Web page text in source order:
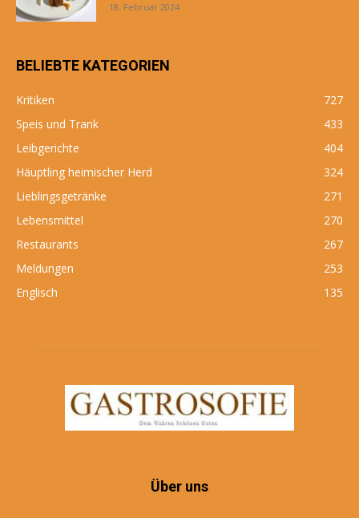
18. Februar 2024
BELIEBTE KATEGORIEN
Kritiken
727
Speis und Trank
433
Leibgerichte
404
Häuptling heimischer Herd
324
Lieblingsgetränke
271
Lebensmittel
270
Restaurants
267
Meldungen
253
Englisch
135
Über uns